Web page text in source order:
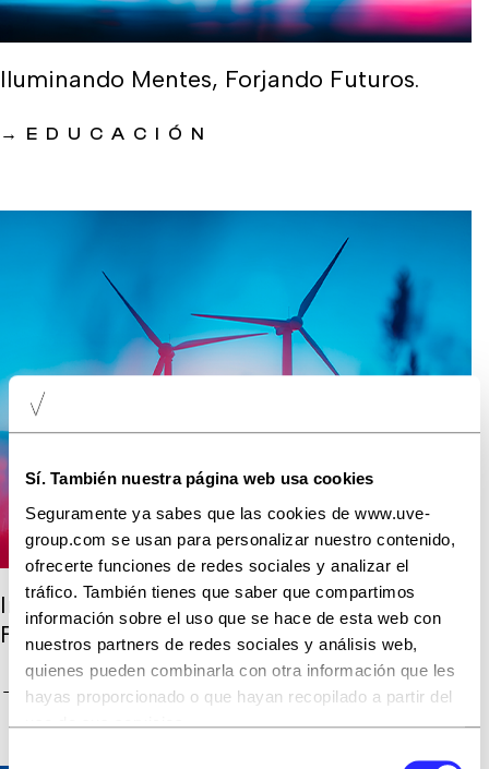
Sí. También nuestra página web usa cookies
Seguramente ya sabes que las cookies de www.uve-
group.com se usan para personalizar nuestro contenido,
ofrecerte funciones de redes sociales y analizar el
tráfico. También tienes que saber que compartimos
información sobre el uso que se hace de esta web con
nuestros partners de redes sociales y análisis web,
quienes pueden combinarla con otra información que les
hayas proporcionado o que hayan recopilado a partir del
uso de sus servicios.
Iluminando Mentes, Forjando Futuros.
→ EDUCACIÓN
Impulsando el Progreso, Iluminando el
Futuro.
→ ENERGÍA